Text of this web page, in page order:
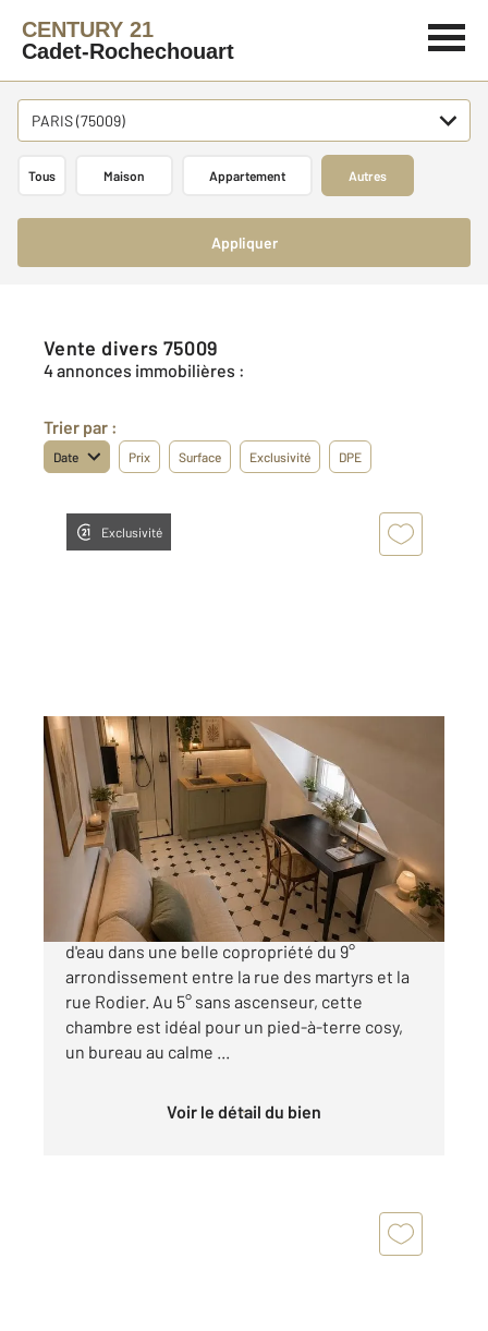
CENTURY 21
Cadet-Rochechouart
PARIS (75009)
Tous Maison Appartement Autres
Appliquer
Vente divers 75009
4 annonces immobilières :
Trier par :
Date Prix Surface Exclusivité DPE
Exclusivité
PARIS 75009
8,63 m
2
Ref : 3099
à vendre
55 000 €
Charmante chambre de service avec arrivée
d'eau dans une belle copropriété du 9°
arrondissement entre la rue des martyrs et la
rue Rodier. Au 5° sans ascenseur, cette
chambre est idéal pour un pied-à-terre cosy,
un bureau au calme ...
Voir le détail du bien